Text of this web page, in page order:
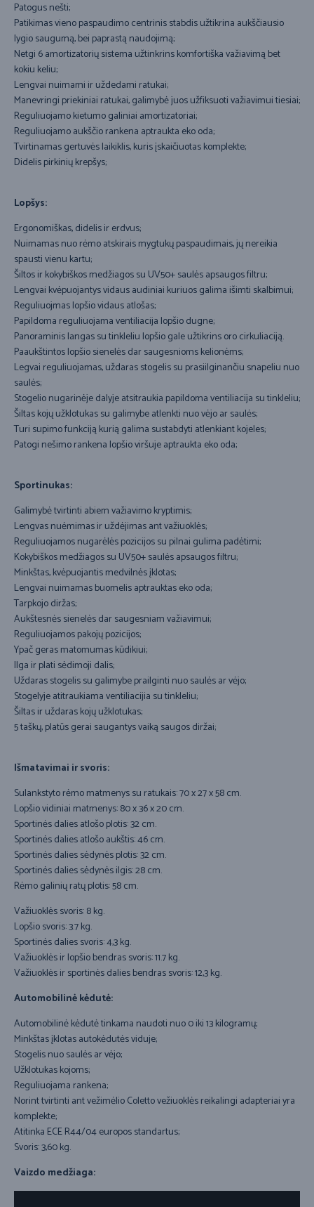
Patogus nešti;
Patikimas vieno paspaudimo centrinis stabdis užtikrina aukščiausio
lygio saugumą, bei paprastą naudojimą;
Netgi 6 amortizatorių sistema užtinkrins komfortiška važiavimą bet
kokiu keliu;
Lengvai nuimami ir uždedami ratukai;
Manevringi priekiniai ratukai, galimybė juos užfiksuoti važiavimui tiesiai;
Reguliuojamo kietumo galiniai amortizatoriai;
Reguliuojamo aukščio rankena aptraukta eko oda;
Tvirtinamas gertuvės laikiklis, kuris įskaičiuotas komplekte;
Didelis pirkinių krepšys;
Lopšys:
Ergonomiškas, didelis ir erdvus;
Nuimamas nuo rėmo atskirais mygtukų paspaudimais, jų nereikia
spausti vienu kartu;
Šiltos ir kokybiškos medžiagos su UV50+ saulės apsaugos filtru;
Lengvai kvėpuojantys vidaus audiniai kuriuos galima išimti skalbimui;
Reguliuojmas lopšio vidaus atlošas;
Papildoma reguliuojama ventiliacija lopšio dugne;
Panoraminis langas su tinkleliu lopšio gale užtikrins oro cirkuliaciją.
Paaukštintos lopšio sienelės dar saugesnioms kelionėms;
Legvai reguliuojamas, uždaras stogelis su prasiilginančiu snapeliu nuo
saulės;
Stogelio nugarinėje dalyje atsitraukia papildoma ventiliacija su tinkleliu;
Šiltas kojų užklotukas su galimybe atlenkti nuo vėjo ar saulės;
Turi supimo funkciją kurią galima sustabdyti atlenkiant kojeles;
Patogi nešimo rankena lopšio viršuje aptraukta eko oda;
Sportinukas:
Galimybė tvirtinti abiem važiavimo kryptimis;
Lengvas nuėmimas ir uždėjimas ant važiuoklės;
Reguliuojamos nugarėlės pozicijos su pilnai gulima padėtimi;
Kokybiškos medžiagos su UV50+ saulės apsaugos filtru;
Minkštas, kvėpuojantis medvilnės įklotas;
Lengvai nuimamas buomelis aptrauktas eko oda;
Tarpkojo diržas;
Aukštesnės sienelės dar saugesniam važiavimui;
Reguliuojamos pakojų pozicijos;
Ypač geras matomumas kūdikiui;
Ilga ir plati sėdimoji dalis;
Uždaras stogelis su galimybe prailginti nuo saulės ar vėjo;
Stogelyje atitraukiama ventiliacijia su tinkleliu;
Šiltas ir uždaras kojų užklotukas;
5 taškų, platūs gerai saugantys vaiką saugos diržai;
Išmatavimai ir svoris:
Sulankstyto rėmo matmenys su ratukais: 70 x 27 x 58 cm.
Lopšio vidiniai matmenys: 80 x 36 x 20 cm.
Sportinės dalies atlošo plotis: 32 cm.
Sportinės dalies atlošo aukštis: 46 cm.
Sportinės dalies sėdynės plotis: 32 cm.
Sportinės dalies sėdynės ilgis: 28 cm.
Rėmo galinių ratų plotis: 58 cm.
Važiuoklės svoris: 8 kg.
Lopšio svoris: 3.7 kg.
Sportinės dalies svoris: 4,3 kg.
Važiuoklės ir lopšio bendras svoris: 11.7 kg.
Važiuoklės ir sportinės dalies bendras svoris: 12,3 kg.
Automobilinė kėdutė:
Automobilinė kėdutė tinkama naudoti nuo 0 iki 13 kilogramų;
Minkštas įklotas autokėdutės viduje;
Stogelis nuo saulės ar vėjo;
Užklotukas kojoms;
Reguliuojama rankena;
Norint tvirtinti ant vežimėlio Coletto vežiuoklės reikalingi adapteriai yra
komplekte;
Atitinka ECE R44/04 europos standartus;
Svoris: 3,60 kg.
Vaizdo medžiaga: